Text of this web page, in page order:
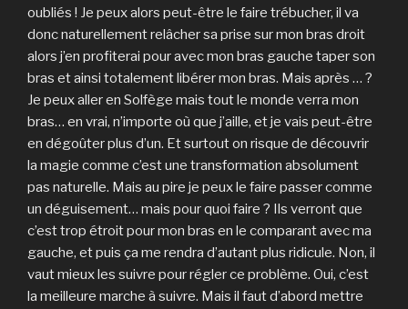
oubliés ! Je peux alors peut-être le faire trébucher, il va
donc naturellement relâcher sa prise sur mon bras droit
alors j’en profiterai pour avec mon bras gauche taper son
bras et ainsi totalement libérer mon bras. Mais après … ?
Je peux aller en Solfège mais tout le monde verra mon
bras… en vrai, n’importe où que j’aille, et je vais peut-être
en dégoûter plus d’un. Et surtout on risque de découvrir
la magie comme c’est une transformation absolument
pas naturelle. Mais au pire je peux le faire passer comme
un déguisement… mais pour quoi faire ? Ils verront que
c’est trop étroit pour mon bras en le comparant avec ma
gauche, et puis ça me rendra d’autant plus ridicule. Non, il
vaut mieux les suivre pour régler ce problème. Oui, c’est
la meilleure marche à suivre. Mais il faut d’abord mettre